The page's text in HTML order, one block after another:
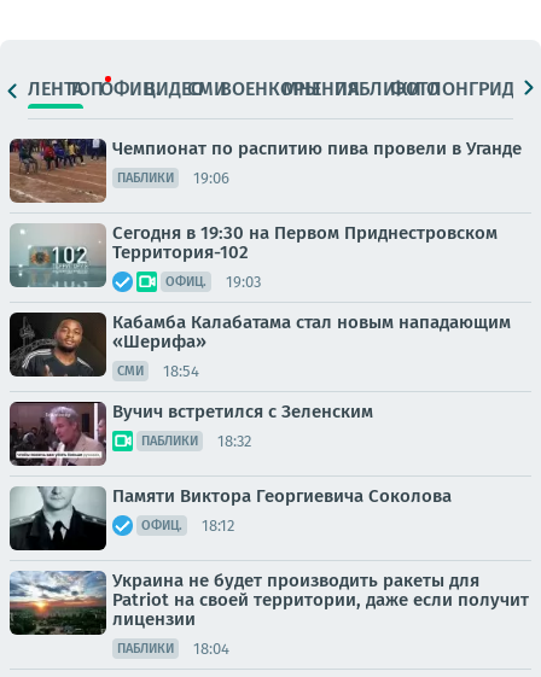
ЛЕНТАТОПОФИЦ.ВИДЕОСМИВОЕНКОРЫМНЕНИЯПАБЛИКИ
ФОТОЛОНГРИДЫ
Чемпионат по распитию пива провели в Уганде
ПАБЛИКИ 19:06
Сегодня в 19:30 на Первом Приднестровском
Территория-102
ОФИЦ. 19:03
Кабамба Калабатама стал новым нападающим
«Шерифа»
СМИ 18:54
Вучич встретился с Зеленским
ПАБЛИКИ 18:32
Памяти Виктора Георгиевича Соколова
ОФИЦ. 18:12
Украина не будет производить ракеты для
Patriot на своей территории, даже если получит
лицензии
ПАБЛИКИ 18:04